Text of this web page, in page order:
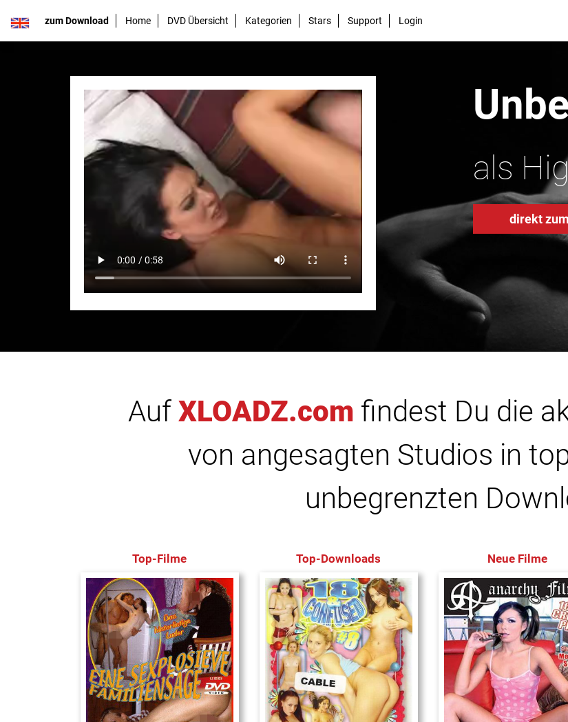
zum Download Home DVD Übersicht Kategorien Stars Support Login
als
direkt
Auf XLOADZ.com findest Du die
von angesagten Studios in
unbegrenzten
Top-Filme Top-Downloads Neue Filme